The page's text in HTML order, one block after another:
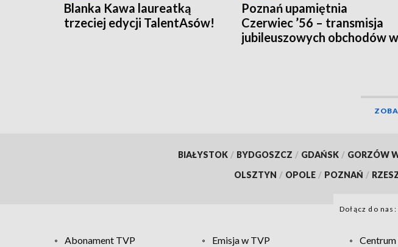
Blanka Kawa laureatką
trzeciej edycji TalentAsów!
Poznań upamiętnia
Czerwiec ’56 – transmisja
jubileuszowych obchodów w
BIAŁYSTOK / BYDGOSZCZ / GDAŃSK / GORZÓW
OLSZTYN / OPOLE / POZNAŃ /
Dołącz do nas:
Abonament TVP Emisja w TVP